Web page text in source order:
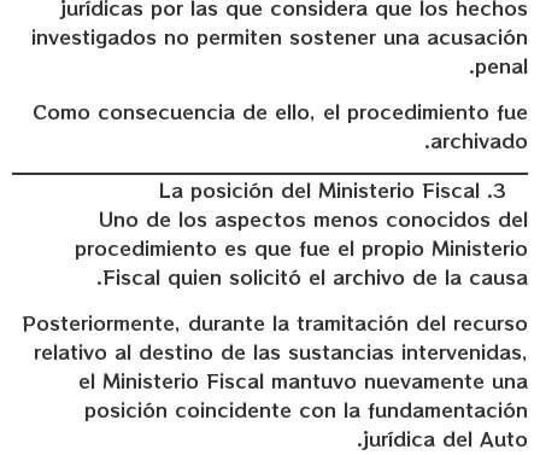
jurídicas por las que considera que los hechos
investigados no permiten sostener una acusación
penal.
Como consecuencia de ello, el procedimiento fue
archivado.
La posición del Ministerio Fiscal
Uno de los aspectos menos conocidos del
procedimiento es que fue el propio Ministerio
Fiscal quien solicitó el archivo de la causa.
Posteriormente, durante la tramitación del recurso
relativo al destino de las sustancias intervenidas,
el Ministerio Fiscal mantuvo nuevamente una
posición coincidente con la fundamentación
jurídica del Auto.